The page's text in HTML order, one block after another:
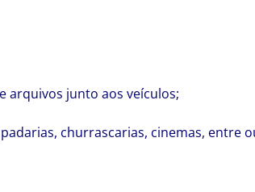
arquivos junto aos veículos;
churrascarias, cinemas, entre